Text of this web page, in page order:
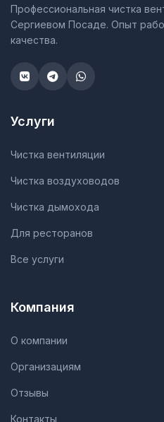
Профессиональная чистка
Сергиевом Посаде. Опыт
качества.
Услуги
Чистка вентиляции
Чистка воздуховодов
Чистка дымохода
Для ресторанов
Все услуги
Компания
О компании
Организациям
Отзывы
Контакты